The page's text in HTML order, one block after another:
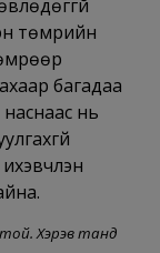
төмрийн
багадаа
нь
ихэвчлэн
Хэрэв танд